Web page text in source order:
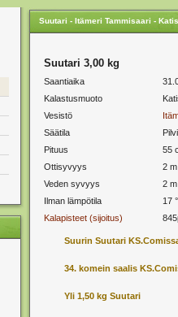
Suutari - Itämeri Tammisaari -
Suutari 3,00 kg
Saantiaika
Kalastusmuoto
Vesistö
Säätila
Pituus
55
Ottisyvyys
2 m
Veden syvyys
2 m
Ilman lämpötila
17
Kalapisteet (sijoitus)
Suurin Suutari
34. komein saalis
Yli 1,50 kg Suutari